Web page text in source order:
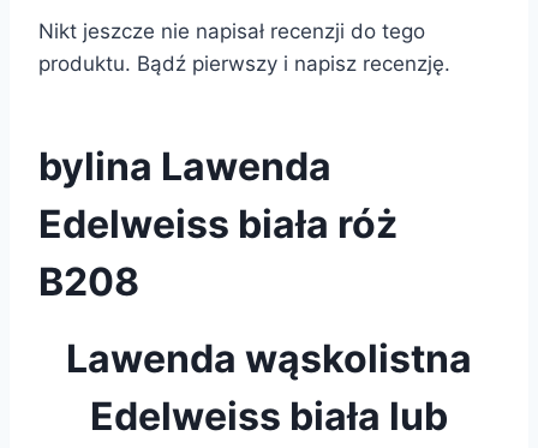
Nikt jeszcze nie napisał recenzji do tego
produktu. Bądź pierwszy i napisz recenzję.
bylina Lawenda
Edelweiss biała róż
B208
Lawenda wąskolistna
Edelweiss biała lub